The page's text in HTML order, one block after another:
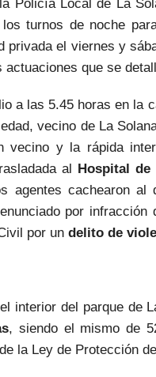
Policía Local de La
turnos de noche
privada el viernes y
que se
a las 5.45 horas en la
vecino de La
y la rápida
al
Hospital de
agentes cachearon
por infracción
por un delito de
interior del parque de
, siendo el mismo de
la Ley de Protección